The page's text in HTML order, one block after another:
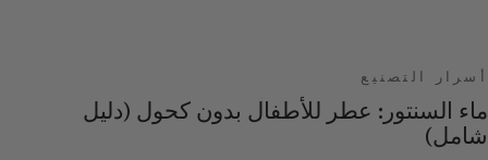
أسرار التصنيع
ماء السنتور: عطر للأطفال بدون كحول (دليل
شامل)